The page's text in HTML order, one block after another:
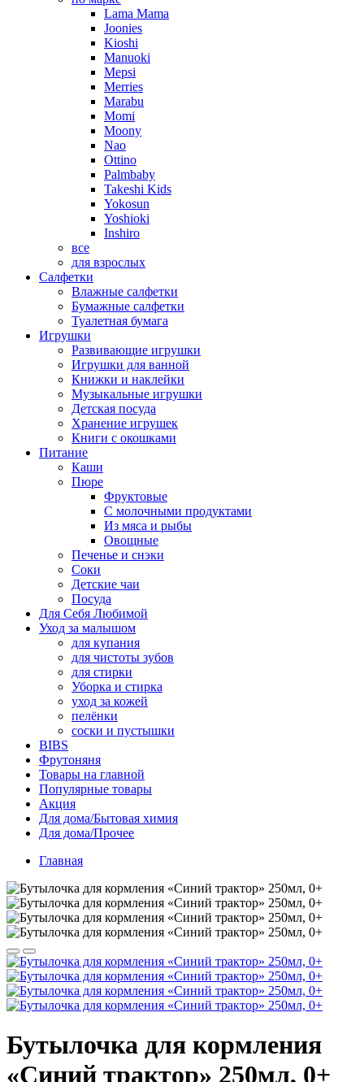
Lama Mama
Joonies
Kioshi
Manuoki
Mepsi
Merries
Marabu
Momi
Moony
Nao
Ottino
Palmbaby
Takeshi Kids
Yokosun
Yoshioki
Inshiro
все
для взрослых
Салфетки
Влажные салфетки
Бумажные салфетки
Туалетная бумага
Игрушки
Развивающие игрушки
Игрушки для ванной
Книжки и наклейки
Музыкальные игрушки
Детская посуда
Хранение игрушек
Книги с окошками
Питание
Каши
Пюре
Фруктовые
С молочными продуктами
Из мяса и рыбы
Овощные
Печенье и снэки
Соки
Детские чаи
Посуда
Для Себя Любимой
Уход за малышом
для купания
для чистоты зубов
для стирки
Уборка и стирка
уход за кожей
пелёнки
соски и пустышки
BIBS
Фрутоняня
Товары на главной
Популярные товары
Акция
Для дома/Бытовая химия
Для дома/Прочее
Главная
Бутылочка для кормления
«Синий трактор» 250мл, 0+